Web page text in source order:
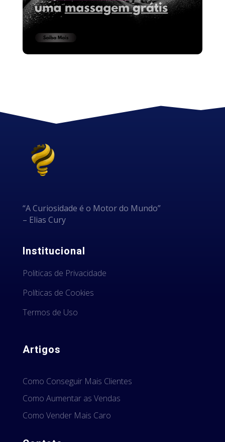
“A Curiosidade é o Motor do Mundo”
– Elias Cury
Institucional
Politicas de Privacidade
Políticas de Cookies
Termos de Uso
Artigos
Como Conseguir Mais Clientes
Como Aumentar as Vendas
Como Vender Mais Caro